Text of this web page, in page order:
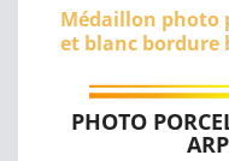
Médaillon photo
et blanc bordure
PHOTO